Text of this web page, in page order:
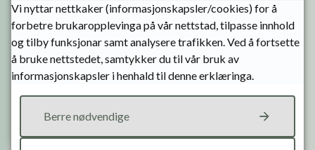
fakturamottak@bykle.kommune.no
Kontonummer: 2835.20.00266
Sikker sending av post
Administrasjonssjef:
Kommunedirektør
Vi nyttar nettkaker (informasjonskapsler/cookies) for å
forbetre brukaropplevinga på vår nettstad, tilpasse innhold
og tilby funksjonar samt analysere trafikken. Ved å fortsette
å bruke nettstedet, samtykker du til vår bruk av
informasjonskapsler i henhald til denne erklæringa.
Berre nødvendige